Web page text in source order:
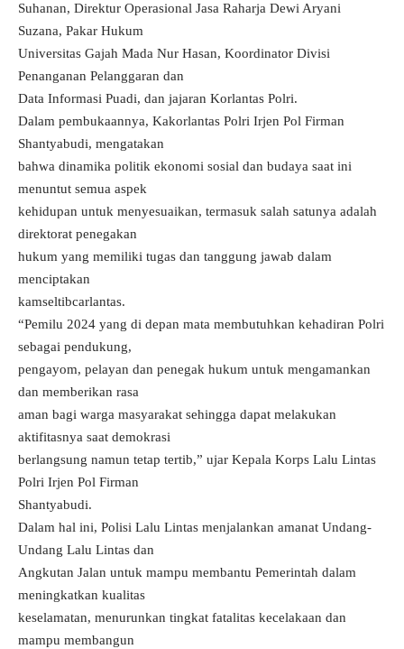
Suhanan, Direktur Operasional Jasa Raharja Dewi Aryani
Suzana, Pakar Hukum
Universitas Gajah Mada Nur Hasan, Koordinator Divisi
Penanganan Pelanggaran dan
Data Informasi Puadi, dan jajaran Korlantas Polri.
Dalam pembukaannya, Kakorlantas Polri Irjen Pol Firman
Shantyabudi, mengatakan
bahwa dinamika politik ekonomi sosial dan budaya saat ini
menuntut semua aspek
kehidupan untuk menyesuaikan, termasuk salah satunya adalah
direktorat penegakan
hukum yang memiliki tugas dan tanggung jawab dalam
menciptakan
kamseltibcarlantas.
“Pemilu 2024 yang di depan mata membutuhkan kehadiran Polri
sebagai pendukung,
pengayom, pelayan dan penegak hukum untuk mengamankan
dan memberikan rasa
aman bagi warga masyarakat sehingga dapat melakukan
aktifitasnya saat demokrasi
berlangsung namun tetap tertib,” ujar Kepala Korps Lalu Lintas
Polri Irjen Pol Firman
Shantyabudi.
Dalam hal ini, Polisi Lalu Lintas menjalankan amanat Undang-
Undang Lalu Lintas dan
Angkutan Jalan untuk mampu membantu Pemerintah dalam
meningkatkan kualitas
keselamatan, menurunkan tingkat fatalitas kecelakaan dan
mampu membangun